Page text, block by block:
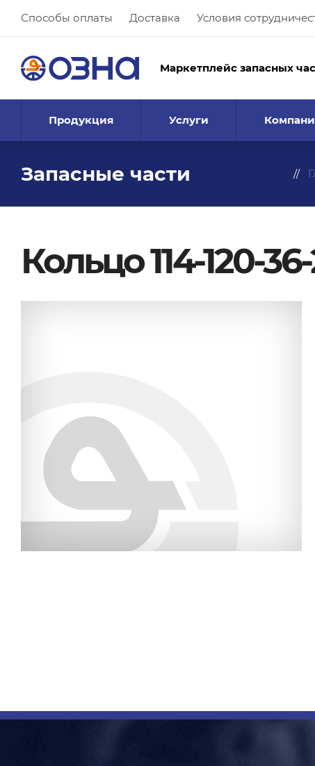
Способы оплаты Доставка Условия
Маркетплейс запасных
Продукция Услуги
Запасные части
Кольцо 114-120-